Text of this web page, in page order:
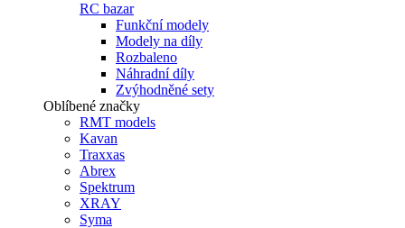
RC bazar
Funkční modely
Modely na díly
Rozbaleno
Náhradní díly
Zvýhodněné sety
Oblíbené značky
RMT models
Kavan
Traxxas
Abrex
Spektrum
XRAY
Syma